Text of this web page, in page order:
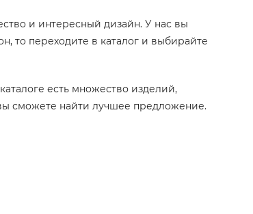
и интересный дизайн. У нас вы
то переходите в каталог и выбирайте
есть множество изделий,
сможете найти лучшее предложение.